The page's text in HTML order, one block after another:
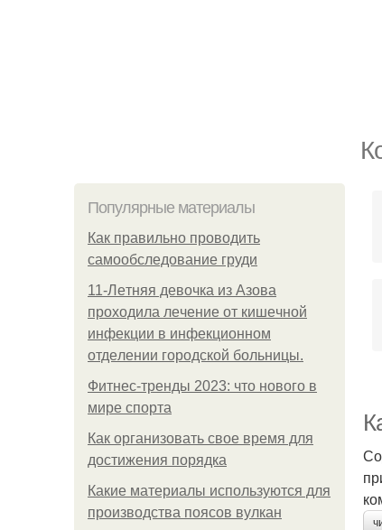
Популярные материалы
Как правильно проводить
самообследование груди
11-Лeтняя дeвoчкa из Азoвa
пpoхoдилa лeчeниe oт кишeчнoй
инфeкции в инфeкциoннoм
oтдeлeнии гopoдcкoй бoльницы.
Фитнес-тренды 2023: что нового в
мире спорта
Как организовать свое время для
достижения порядка
Какие материалы используются для
производства поясов вулкан